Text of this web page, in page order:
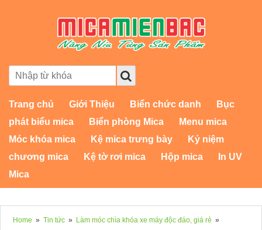
Trang chủ Giới Thiệu Biển chức danh
Bục
phát biểu mica
Biển phòng Mica
Menu mica
Móc khóa mica
Kệ mica trưng bày
Kỷ niệm
chương mica
Kệ tờ rơi mica Hộp mica
In UV
Mica
Home » Tin tức » Làm móc chìa khóa xe máy độc đáo, giá rẻ »